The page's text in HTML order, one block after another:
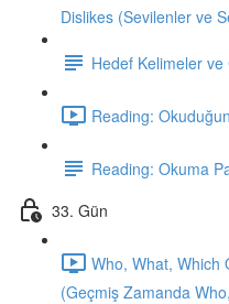
Dislikes (Sevilenler ve
Hedef Kelimeler ve
Reading:
Reading: Okuma
33. Gün
Who, What, Which
(Geçmiş Zamanda